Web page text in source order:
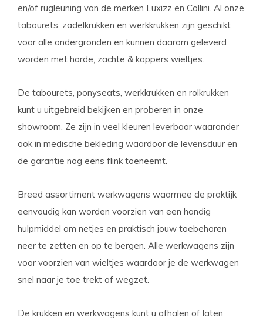
en/of rugleuning van de merken Luxizz en Collini. Al onze
tabourets, zadelkrukken en werkkrukken zijn geschikt
voor alle ondergronden en kunnen daarom geleverd
worden met harde, zachte & kappers wieltjes.
De tabourets, ponyseats, werkkrukken en rolkrukken
kunt u uitgebreid bekijken en proberen in onze
showroom. Ze zijn in veel kleuren leverbaar waaronder
ook in medische bekleding waardoor de levensduur en
de garantie nog eens flink toeneemt.
Breed assortiment werkwagens waarmee de praktijk
eenvoudig kan worden voorzien van een handig
hulpmiddel om netjes en praktisch jouw toebehoren
neer te zetten en op te bergen. Alle werkwagens zijn
voor voorzien van wieltjes waardoor je de werkwagen
snel naar je toe trekt of wegzet.
De krukken en werkwagens kunt u afhalen of laten